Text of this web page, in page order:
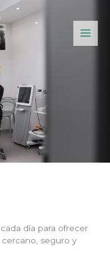
día para ofrecer
seguro y